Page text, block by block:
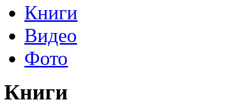
Книги
Видео
Фото
Книги